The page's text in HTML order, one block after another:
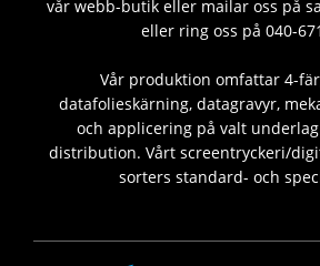
vår webb-butik eller mailar oss på
eller ring oss på 040-
Vår produktion omfattar 4-
datafolieskärning, datagravyr,
och applicering på valt
distribution. Vårt screentryckeri/
sorters standard- och